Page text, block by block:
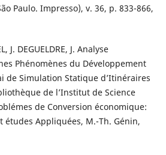
Paulo. Impresso), v. 36, p. 833-866,
J. DEGUELDRE, J. Analyse
Phénomènes du Développement
de Simulation Statique d’Itinéraires
de l’Institut de Science
de Conversion économique:
études Appliquées, M.-Th. Génin,